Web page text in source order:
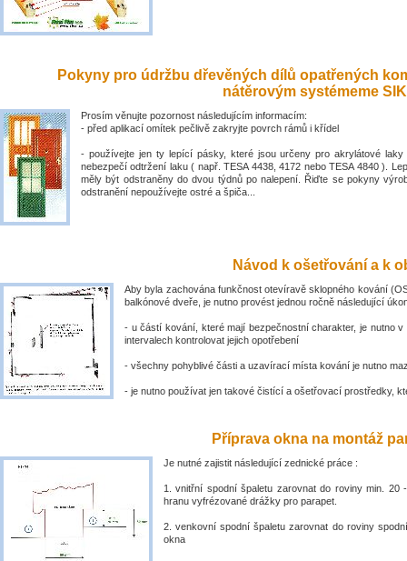
Pokyny pro údržbu dřevěných dílů opatřených
nátěrovým systémeme
Prosím věnujte pozornost následujícím informacím:
- před aplikací omítek pečlivě zakryjte povrch rámů i křídel
- používejte jen ty lepící pásky, které jsou určeny pro akrylátové
nebezpečí odtržení laku ( např. TESA 4438, 4172 nebo TESA 4840 ).
měly být odstraněny do dvou týdnů po nalepení. Řiďte se pokyny
odstranění nepoužívejte ostré a špiča...
Návod k ošetřování a k
Aby byla zachována funkčnost otevíravě sklopného kování
balkónové dveře, je nutno provést jednou ročně následující
- u částí kování, které mají bezpečnostní charakter, je nutno v
intervalech kontrolovat jejich opotřebení
- všechny pohyblivé části a uzavírací místa kování je nutno
- je nutno používat jen takové čistící a ošetřovací prostředky,
Příprava okna na montáž
Je nutné zajistit následující zednické práce :
1. vnitřní spodní špaletu zarovnat do roviny min. 20
hranu vyfrézované drážky pro parapet.
2. venkovní spodní špaletu zarovnat do roviny
okna